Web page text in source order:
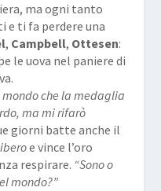
ma ogni tanto
e ti fa perdere una
, Campbell, Ottesen:
le uova nel paniere di
mondo che la medaglia
ma mi rifarò
giorni batte anche il
e vince l’oro
respirare. “Sono o
mondo?”